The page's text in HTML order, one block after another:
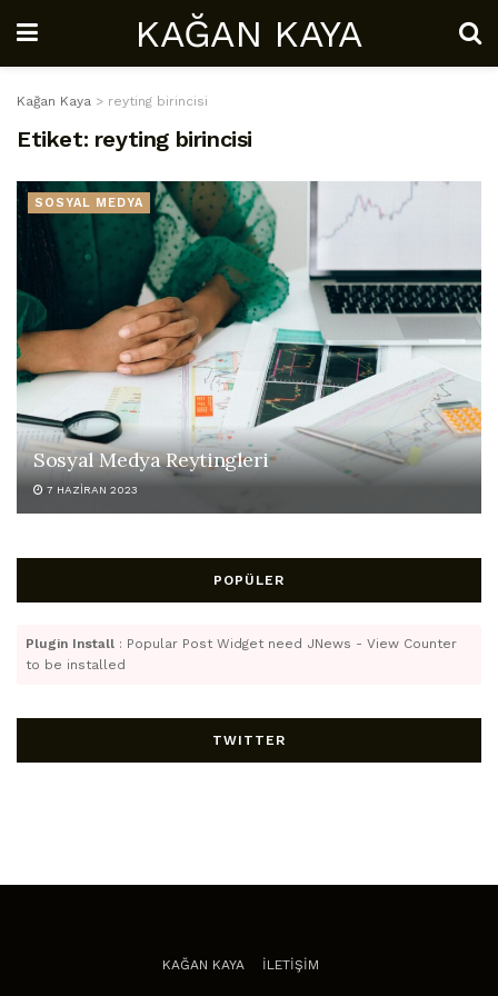
KAĞAN KAYA
Kağan Kaya > reyting birincisi
Etiket: reyting birincisi
SOSYAL MEDYA
Sosyal Medya Reytingleri
7 HAZIRAN 2023
POPÜLER
Plugin Install : Popular Post Widget need JNews - View Counter
to be installed
TWITTER
KAĞAN KAYA İLETİŞİM